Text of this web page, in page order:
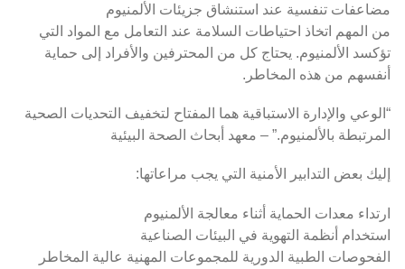
مضاعفات تنفسية عند استنشاق جزيئات الألمنيوم
من المهم اتخاذ احتياطات السلامة عند التعامل مع المواد التي
تؤكسد الألمنيوم. يحتاج كل من المحترفين والأفراد إلى حماية
أنفسهم من هذه المخاطر.
“الوعي والإدارة الاستباقية هما المفتاح لتخفيف التحديات الصحية
المرتبطة بالألمنيوم.” – معهد أبحاث الصحة البيئية
إليك بعض التدابير الأمنية التي يجب مراعاتها:
ارتداء معدات الحماية أثناء معالجة الألمنيوم
استخدام أنظمة التهوية في البيئات الصناعية
الفحوصات الطبية الدورية للمجموعات المهنية عالية المخاطر